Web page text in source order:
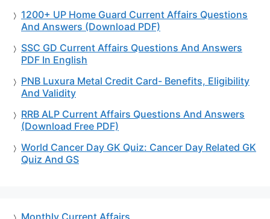
1200+ UP Home Guard Current Affairs Questions
And Answers (Download PDF)
SSC GD Current Affairs Questions And Answers
PDF In English
PNB Luxura Metal Credit Card- Benefits, Eligibility
And Validity
RRB ALP Current Affairs Questions And Answers
(Download Free PDF)
World Cancer Day GK Quiz: Cancer Day Related GK
Quiz And GS
Monthly Current Affairs